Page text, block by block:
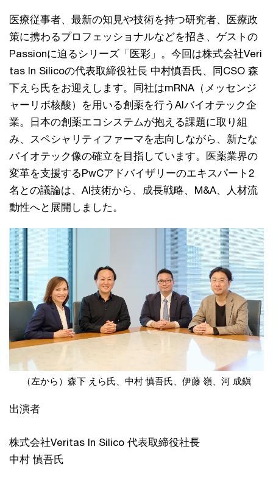
医療従事者、最新の知見や技術を持つ研究者、医療政
策に携わるプロフェッショナルなどを招き、ゲストの
Passionに迫るシリーズ「医彩」。今回は株式会社Veri
tas In Silicoの代表取締役社長 中村慎吾氏、同CSO 森
下えら氏をお迎えします。同社はmRNA（メッセンジ
ャーリボ核酸）を用いる創薬を行うAIバイオテック企
業。日本の創薬エコシステムが抱える課題に取り組
み、スペシャリティファーマを志向しながら、新たな
バイオテック像の確立を目指しています。医薬業界の
変革を支援するPwCアドバイザリーのエキスパート2
名との議論は、AI技術から、成長戦略、M&A、人材流
動性へと展開しました。
（左から）森下 えら氏、中村 慎吾氏、伊藤 嶺、河 成鎭
出演者
株式会社Veritas In Silico 代表取締役社長
中村 慎吾氏